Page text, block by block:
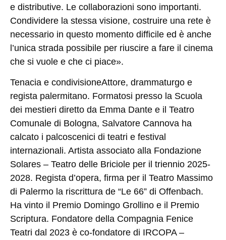
e distributive. Le collaborazioni sono importanti.
Condividere la stessa visione, costruire una rete è
necessario in questo momento difficile ed è anche
l’unica strada possibile per riuscire a fare il cinema
che si vuole e che ci piace».
Tenacia e condivisioneAttore, drammaturgo e
regista palermitano. Formatosi presso la Scuola
dei mestieri diretto da Emma Dante e il Teatro
Comunale di Bologna, Salvatore Cannova ha
calcato i palcoscenici di teatri e festival
internazionali. Artista associato alla Fondazione
Solares – Teatro delle Briciole per il triennio 2025-
2028. Regista d’opera, firma per il Teatro Massimo
di Palermo la riscrittura de “Le 66” di Offenbach.
Ha vinto il Premio Domingo Grollino e il Premio
Scriptura. Fondatore della Compagnia Fenice
Teatri dal 2023 è co-fondatore di IRCOPA –